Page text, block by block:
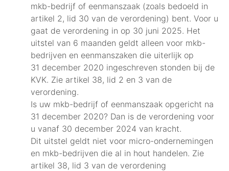
mkb-bedrijf of eenmanszaak (zoals bedoeld in
artikel 2, lid 30 van de verordening) bent. Voor u
gaat de verordening in op 30 juni 2025. Het
uitstel van 6 maanden geldt alleen voor mkb-
bedrijven en eenmanszaken die uiterlijk op
31 december 2020 ingeschreven stonden bij de
KVK. Zie artikel 38, lid 2 en 3 van de
verordening.
Is uw mkb-bedrijf of eenmanszaak opgericht na
31 december 2020? Dan is de verordening voor
u vanaf 30 december 2024 van kracht.
Dit uitstel geldt niet voor micro-ondernemingen
en mkb-bedrijven die al in hout handelen. Zie
artikel 38, lid 3 van de verordening